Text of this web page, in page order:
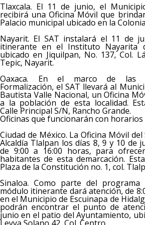
Tlaxcala. El 11 de junio, el
recibirá una Oficina Móvil que
Palacio municipal ubicado en la
Nayarit. El SAT instalará el 11 de
itinerante en el Instituto Nayarita
ubicado en Jiquilpan, No. 137, Col.
Tepic, Nayarit.
Oaxaca. En el marco de las
Formalización, el SAT llevará al
Bautista Valle Nacional, un Oficina
a la población de esta localidad.
Calle Principal S/N, Rancho Grande.
Oficinas que funcionarán con horarios
Ciudad de México. La Oficina Móvil
Alcaldía Tlalpan los días 8, 9 y 10 de
de 9:00 a 16:00 horas, para
habitantes de esta demarcación.
Plaza de la Constitución no. 1, col.
Sinaloa. Como parte del programa
módulo itinerante dará atención, de
en el Municipio de Escuinapa de
podrán encontrar el punto de
junio en el patio del Ayuntamiento,